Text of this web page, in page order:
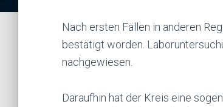
Nach ersten Fällen in anderen
bestätigt worden.
nachgewiesen.
Daraufhin hat der Kreis eine